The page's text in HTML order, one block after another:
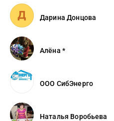
Дарина Донцова
Алёна *
ООО СибЭнерго
Наталья Воробьева